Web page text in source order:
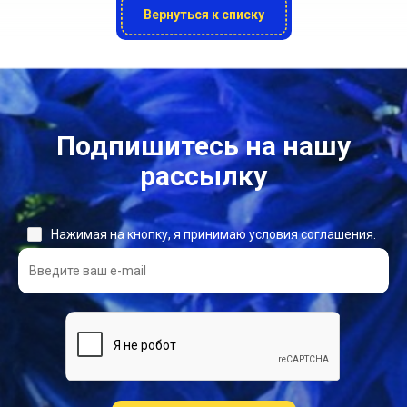
Вернуться к списку
Подпишитесь на нашу
рассылку
Нажимая на кнопку, я принимаю условия соглашения.